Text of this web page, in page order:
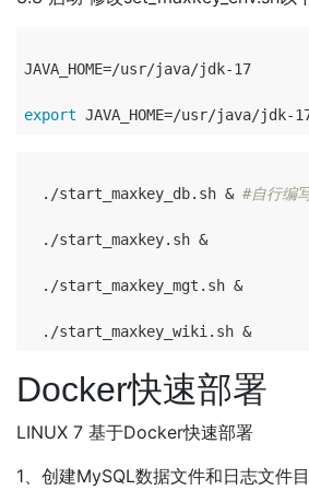
JAVA_HOME=/usr/java/jdk-17
export
  ./start_maxkey_db.sh &
#自行编
  ./start_maxkey.sh &
  ./start_maxkey_mgt.sh &
Docker快速部署
LINUX 7 基于Docker快速部署
1、创建MySQL数据文件和日志文件